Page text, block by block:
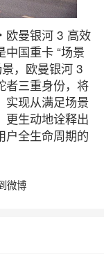
欧曼银河 3 高效
国重卡 “场景
，欧曼银河 3
者三重身份，将
实现从满足场景
更生动地诠释出
户全生命周期的
微博